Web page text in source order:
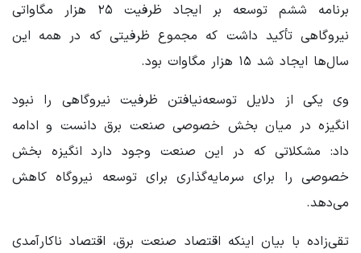
برنامه ششم توسعه بر ایجاد ظرفیت ۲۵ هزار مگاواتی
نیروگاهی تأکید داشت که مجموع ظرفیتی که در همه این
سال‌ها ایجاد شد ۱۵ هزار مگاوات بود.
وی یکی از دلایل توسعه‌نیافتن ظرفیت نیروگاهی را نبود
انگیزه در میان بخش خصوصی صنعت برق دانست و ادامه
داد: مشکلاتی که در این صنعت وجود دارد انگیزه بخش
خصوصی را برای سرمایه‌گذاری برای توسعه نیروگاه کاهش
می‌دهد.
تقی‌زاده با بیان اینکه اقتصاد صنعت برق، اقتصاد ناکارآمدی